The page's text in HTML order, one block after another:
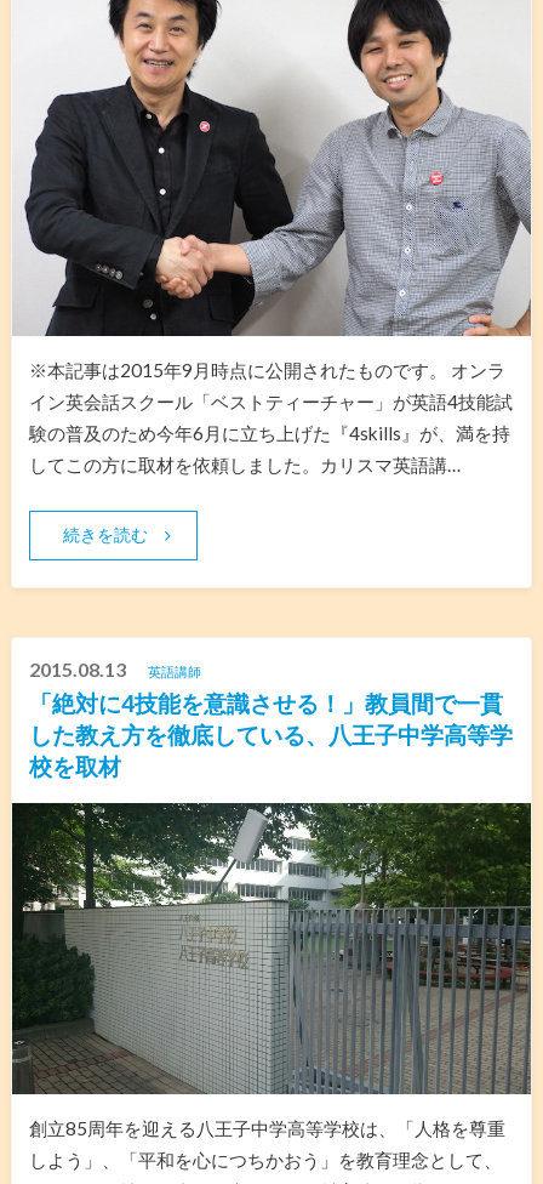
※本記事は2015年9月時点に公開されたものです。 オンラ
イン英会話スクール「ベストティーチャー」が英語4技能試
験の普及のため今年6月に立ち上げた『4skills』が、満を持
してこの方に取材を依頼しました。カリスマ英語講…
続きを読む
2015.08.13 英語講師
「絶対に4技能を意識させる！」教員間で一貫
した教え方を徹底している、八王子中学高等学
校を取材
創立85周年を迎える八王子中学高等学校は、「人格を尊重
しよう」、「平和を心につちかおう」を教育理念として、